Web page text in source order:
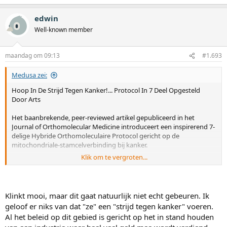
edwin
Well-known member
maandag om 09:13 #1.693
Medusa zei:
Hoop In De Strijd Tegen Kanker!... Protocol In 7 Deel Opgesteld
Door Arts
Het baanbrekende, peer-reviewed artikel gepubliceerd in het
Journal of Orthomolecular Medicine introduceert een inspirerend 7-
delige Hybride Orthomoleculaire Protocol gericht op de
mitochondriale-stamcelverbinding bij kanker.
Dank aan de hoofdauteurs Ilyes Baghli en Pierrick Martinez, samen
en ondersteunende therapieën samen voor een frisse,
wetenschappelijk onderbouwde aanpak.
Klik om te vergroten...
Klinkt mooi, maar dit gaat natuurlijk niet echt gebeuren. Ik
geloof er niks van dat "ze" een "strijd tegen kanker" voeren.
Al het beleid op dit gebied is gericht op het in stand houden